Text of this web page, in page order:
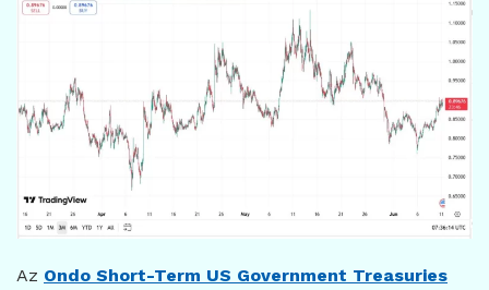
Az Ondo Short-Term US Government Treasuries